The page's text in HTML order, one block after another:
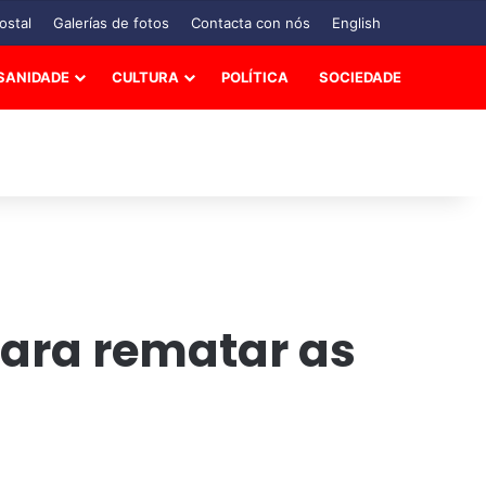
Galerías de fotos Contacta con nós English
CULTURA POLÍTICA SOCIEDADE
rematar as